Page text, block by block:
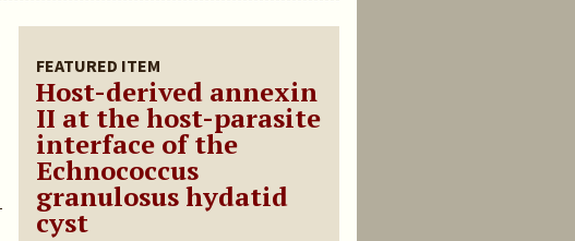
FEATURED ITEM
Host-derived annexin
II at the host-parasite
interface of the
Echnococcus
granulosus hydatid
cyst